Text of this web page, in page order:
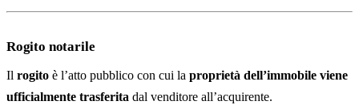
Rogito notarile
Il rogito è l’atto pubblico con cui la proprietà dell’immobile viene
ufficialmente trasferita dal venditore all’acquirente.